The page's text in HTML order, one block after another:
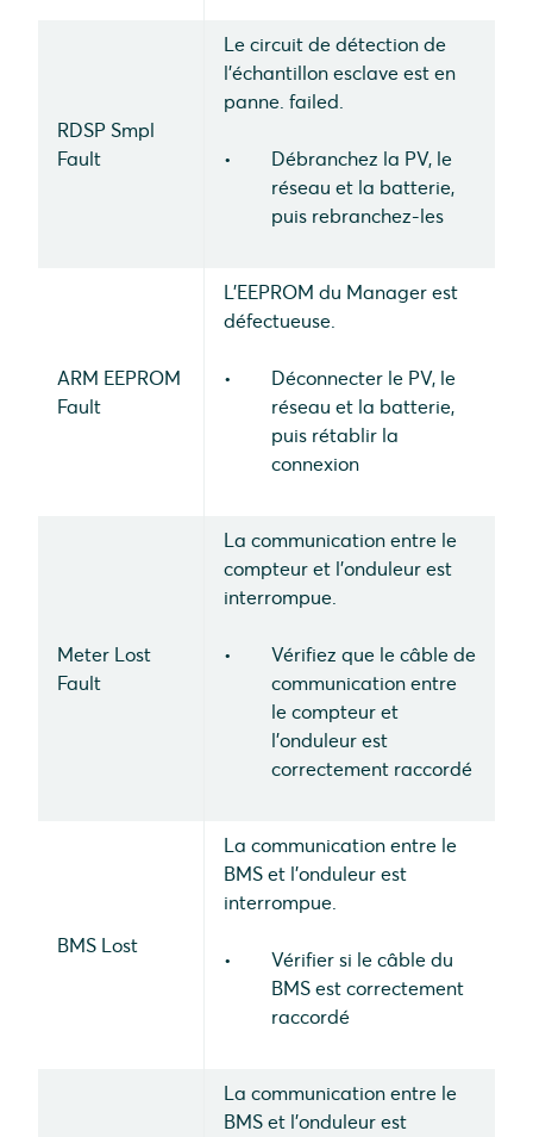
RDSP Smpl
Fault
Le circuit de détection de
l'échantillon esclave est en
panne. failed.
Débranchez la PV, le
réseau et la batterie,
puis rebranchez-les
ARM EEPROM
Fault
L'EEPROM du Manager est
défectueuse.
Déconnecter le PV, le
réseau et la batterie,
puis rétablir la
connexion
Meter Lost
Fault
La communication entre le
compteur et l'onduleur est
interrompue.
Vérifiez que le câble de
communication entre
le compteur et
l'onduleur est
correctement raccordé
BMS Lost
La communication entre le
BMS et l'onduleur est
interrompue.
Vérifier si le câble du
BMS est correctement
raccordé
La communication entre le
BMS et l'onduleur est